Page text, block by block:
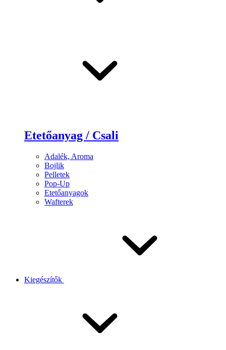
Etetőanyag / Csali
Adalék, Aroma
Bojlik
Pelletek
Pop-Up
Etetőanyagok
Wafterek
Kiegészítők